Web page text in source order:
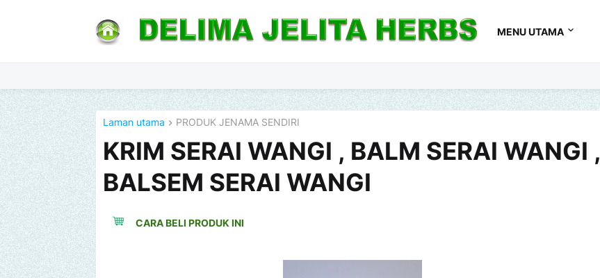
MENU UTAMA
Laman utama PRODUK JENAMA SENDIRI
KRIM SERAI WANGI , BALM SERAI WANGI ,
BALSEM SERAI WANGI
CARA BELI PRODUK INI